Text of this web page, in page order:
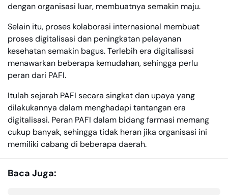
dengan organisasi luar, membuatnya semakin maju.
Selain itu, proses kolaborasi internasional membuat
proses digitalisasi dan peningkatan pelayanan
kesehatan semakin bagus. Terlebih era digitalisasi
menawarkan beberapa kemudahan, sehingga perlu
peran dari PAFI.
Itulah sejarah PAFI secara singkat dan upaya yang
dilakukannya dalam menghadapi tantangan era
digitalisasi. Peran PAFI dalam bidang farmasi memang
cukup banyak, sehingga tidak heran jika organisasi ini
memiliki cabang di beberapa daerah.
Baca Juga: